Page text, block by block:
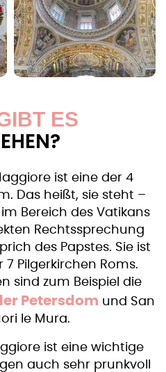
ES
ist eine der 4
Das heißt, sie steht –
Bereich des Vatikans
Rechtssprechung
des Papstes. Sie ist
Pilgerkirchen Roms.
sind zum Beispiel die
Petersdom und San
le Mura.
ist eine wichtige
auch sehr prunkvoll